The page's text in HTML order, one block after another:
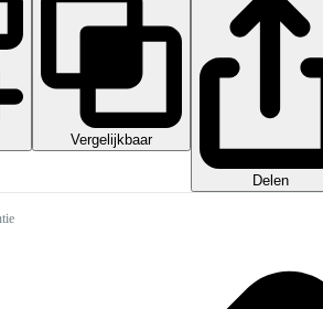
Vergelijkbaar
Delen